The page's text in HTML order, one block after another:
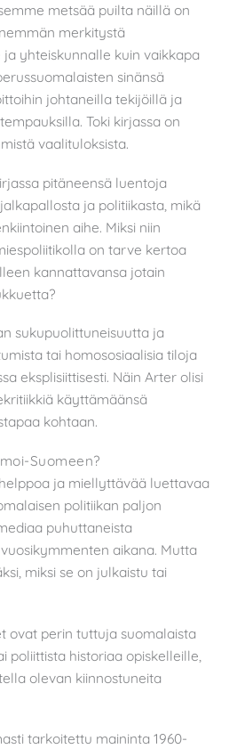
metsää puilta näillä on
merkitystä
yhteiskunnalle kuin vaikkapa
sinänsä
johtaneilla tekijöillä ja
Toki kirjassa on
vaalituloksista.
pitäneensä luentoja
ja politiikasta, mikä
aihe. Miksi niin
on tarve kertoa
kannattavansa jotain
sukupuolittuneisuutta ja
tai homososiaalisia tiloja
eksplisiittisesti. Näin Arter olisi
käyttämäänsä
kohtaan.
Suomeen?
ja miellyttävää luettavaa
politiikan paljon
puhuttaneista
aikana. Mutta
miksi se on julkaistu tai
ovat perin tuttuja suomalaista
poliittista historiaa opiskelleille,
olevan kiinnostuneita
tarkoitettu maininta 1960-